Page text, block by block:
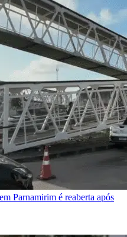
Parnamirim é reaberta após